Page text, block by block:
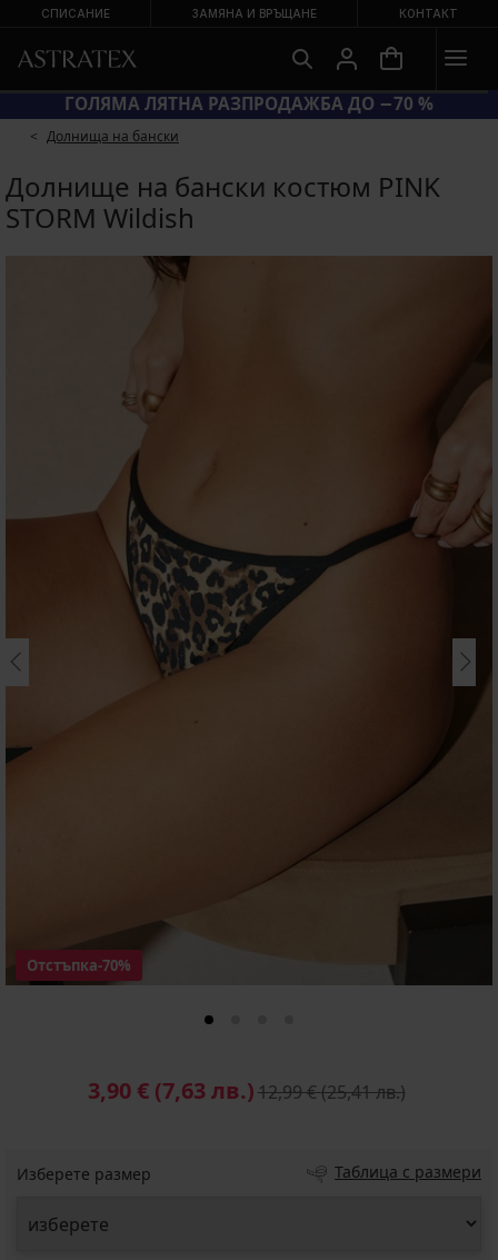
СПИСАНИЕ ЗАМЯНА И ВРЪЩАНЕ КОНТАКТ
КОД BRA20 = СУТИЕНИ −20 %
Долнища на бански
Долнище на бански костюм PINK
STORM Wildish
Отстъпка-70%
3,90 € (7,63 лв.)12,99 €(25,41 лв.)
Изберете размер Таблица с размери